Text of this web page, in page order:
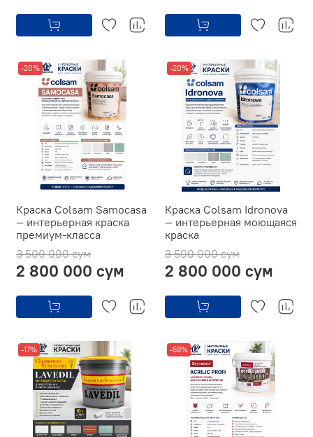
-20%
Краска Colsam Samocasa
— интерьерная краска
премиум-класса
3 500 000 сум
2 800 000 сум
-20%
Краска Colsam Idronova
— интерьерная моющаяся
краска
3 500 000 сум
2 800 000 сум
-17% -58%